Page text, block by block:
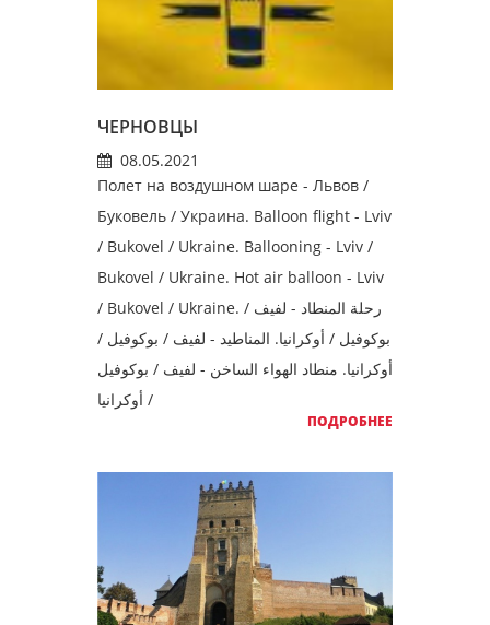
ЧЕРНОВЦЫ
08.05.2021
Полет на воздушном шаре - Львов /
Буковель / Украина. Balloon flight - Lviv
/ Bukovel / Ukraine. Ballooning - Lviv /
Bukovel / Ukraine. Hot air balloon - Lviv
/ Bukovel / Ukraine. رحلة المنطاد - لفيف /
بوكوفيل / أوكرانيا. المناطيد - لفيف / بوكوفيل /
أوكرانيا. منطاد الهواء الساخن - لفيف / بوكوفيل
/ أوكرانيا
ПОДРОБНЕЕ